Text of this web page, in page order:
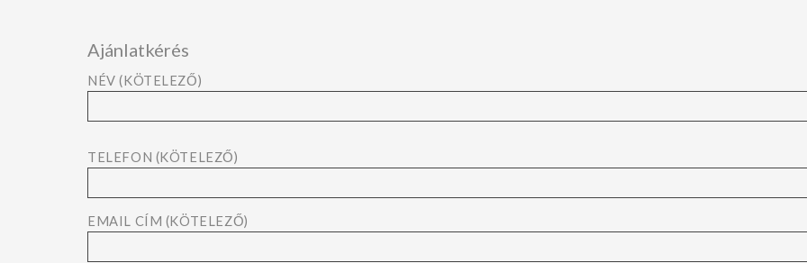
Ajánlatkérés
NÉV (KÖTELEZŐ)
TELEFON (KÖTELEZŐ)
EMAIL CÍM (KÖTELEZŐ)